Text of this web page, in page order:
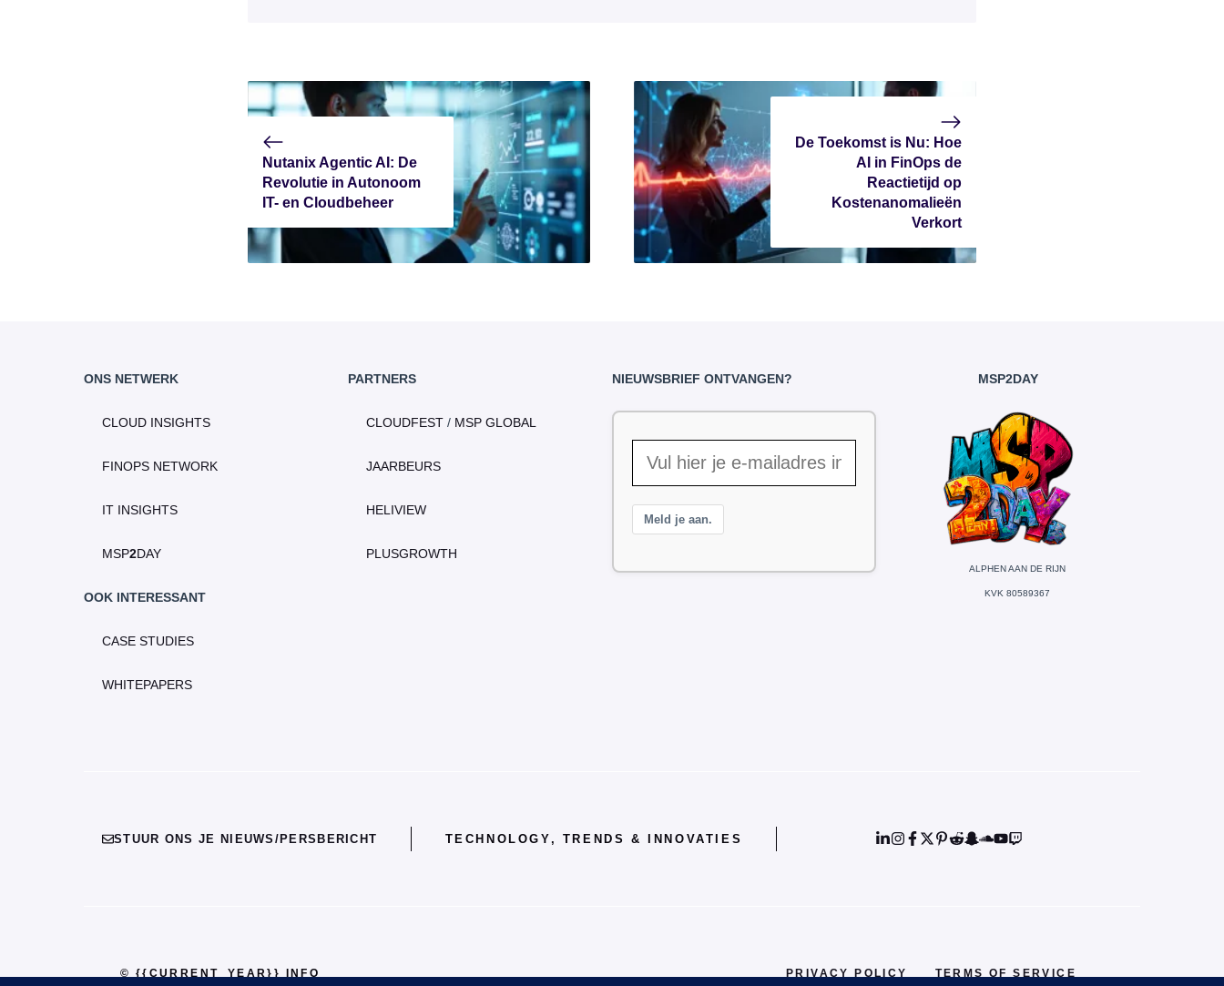
Nutanix Agentic AI: De
Revolutie in Autonoom
IT- en Cloudbeheer
De Toekomst is Nu: Hoe
AI in FinOps de
Reactietijd op
Kostenanomalieën
Verkort
ONS NETWERK
CLOUD INSIGHTS
FINOPS NETWORK
IT INSIGHTS
MSP2DAY
OOK INTERESSANT
CASE STUDIES
WHITEPAPERS
PARTNERS
CLOUDFEST / MSP GLOBAL
JAARBEURS
HELIVIEW
PLUSGROWTH
NIEUWSBRIEF ONTVANGEN?
Meld je aan.
MSP2DAY
ALPHEN AAN DE RIJN
KVK 80589367
STUUR ONS JE NIEUWS/PERSBERICHT TECHNOLOGY, TRENDS & INNOVATIES
© {{CURRENT_YEAR}} INFO PRIVACY POLICY TERMS OF SERVICE